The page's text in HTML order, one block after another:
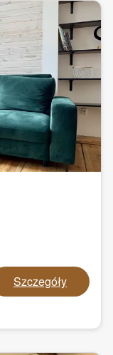
Szczegóły